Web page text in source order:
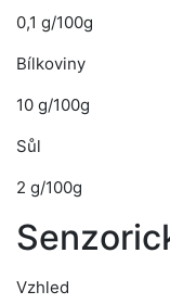
0,1 g/100g
Bílkoviny
10 g/100g
Sůl
2 g/100g
Vzhled